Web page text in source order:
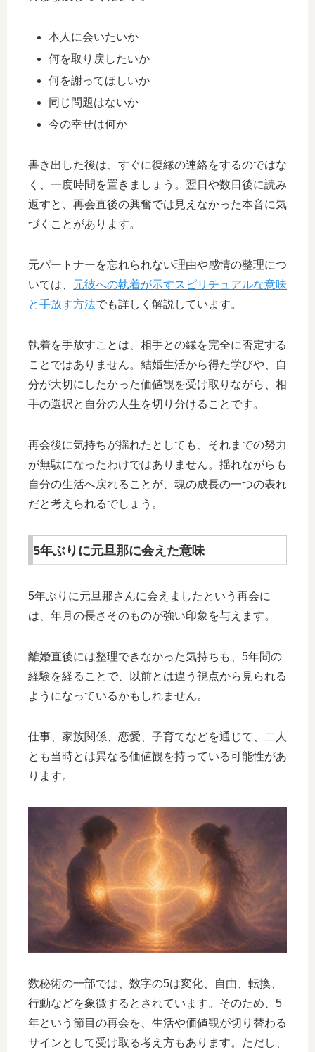
本人に会いたいか
何を取り戻したいか
何を謝ってほしいか
同じ問題はないか
今の幸せは何か
書き出した後は、すぐに復縁の連絡をするのではな
く、一度時間を置きましょう。翌日や数日後に読み
返すと、再会直後の興奮では見えなかった本音に気
づくことがあります。
元パートナーを忘れられない理由や感情の整理につ
いては、 元彼への執着が示すスピリチュアルな意味
と手放す方法でも詳しく解説しています。
執着を手放すことは、相手との縁を完全に否定する
ことではありません。結婚生活から得た学びや、自
分が大切にしたかった価値観を受け取りながら、相
手の選択と自分の人生を切り分けることです。
再会後に気持ちが揺れたとしても、それまでの努力
が無駄になったわけではありません。揺れながらも
自分の生活へ戻れることが、魂の成長の一つの表れ
だと考えられるでしょう。
5年ぶりに元旦那に会えた意味
5年ぶりに元旦那さんに会えましたという再会に
は、年月の長さそのものが強い印象を与えます。
離婚直後には整理できなかった気持ちも、5年間の
経験を経ることで、以前とは違う視点から見られる
ようになっているかもしれません。
仕事、家族関係、恋愛、子育てなどを通じて、二人
とも当時とは異なる価値観を持っている可能性があ
ります。
数秘術の一部では、数字の5は変化、自由、転換、
行動などを象徴するとされています。そのため、5
年という節目の再会を、生活や価値観が切り替わる
サインとして受け取る考え方もあります。ただし、